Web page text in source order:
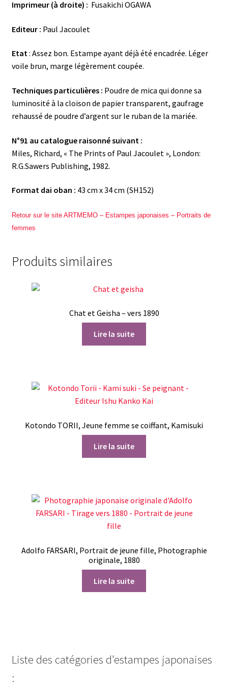
Imprimeur (à droite) : Fusakichi OGAWA
Editeur : Paul Jacoulet
Etat: Assez bon. Estampe ayant déjà été encadrée. Léger
voile brun, marge légèrement coupée.
Techniques particulières : Poudre de mica qui donne sa
luminosité à la cloison de papier transparent, gaufrage
rehaussé de poudre d’argent sur le ruban de la mariée.
N°91 au catalogue raisonné suivant :
Miles, Richard, « The Prints of Paul Jacoulet », London:
R.G.Sawers Publishing, 1982.
Format dai oban : 43 cm x 34 cm (SH152)
Retour sur le site ARTMEMO – Estampes japonaises – Portraits de
femmes
Produits similaires
Chat et Geisha – vers 1890
Lire la suite
Kotondo TORII, Jeune femme se coiffant, Kamisuki
Lire la suite
Adolfo FARSARI, Portrait de jeune fille, Photographie
originale, 1880
Lire la suite
Liste des catégories d'estampes japonaises
: